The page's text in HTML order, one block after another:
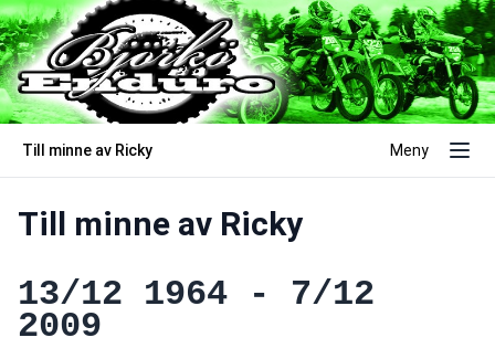
Till minne av Ricky Meny
Till minne av Ricky
13/12 1964 - 7/12
2009